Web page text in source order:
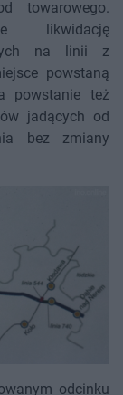
towarowego.
likwidację
na linii z
powstaną
powstanie też
jadących od
bez zmiany
odcinku